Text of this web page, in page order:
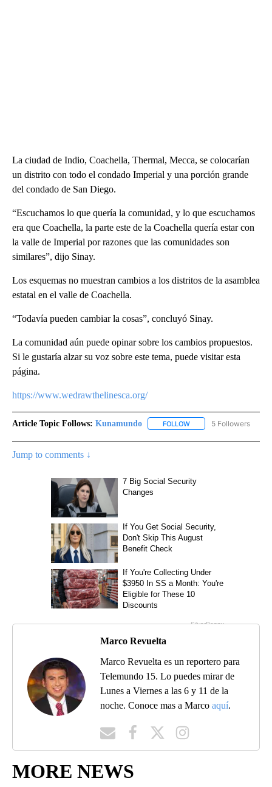
La ciudad de Indio, Coachella, Thermal, Mecca, se colocarían
un distrito con todo el condado Imperial y una porción grande
del condado de San Diego.
“Escuchamos lo que quería la comunidad, y lo que escuchamos
era que Coachella, la parte este de la Coachella quería estar con
la valle de Imperial por razones que las comunidades son
similares”, dijo Sinay.
Los esquemas no muestran cambios a los distritos de la asamblea
estatal en el valle de Coachella.
“Todavía pueden cambiar la cosas”, concluyó Sinay.
La comunidad aún puede opinar sobre los cambios propuestos.
Si le gustaría alzar su voz sobre este tema, puede visitar esta
página.
https://www.wedrawthelinesca.org/
Article Topic Follows: Kunamundo FOLLOW FOLLOW5 Followers
Jump to comments ↓
Marco Revuelta
Marco Revuelta es un reportero para
Telemundo 15. Lo puedes mirar de
Lunes a Viernes a las 6 y 11 de la
noche. Conoce mas a Marco aquí.
MORE NEWS